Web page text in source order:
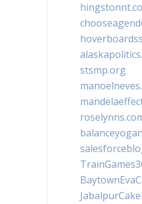
stsmp.org